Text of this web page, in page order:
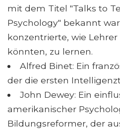
mit dem Titel "Talks to
Psychology" bekannt
konzentrierte, wie
könnten, zu lernen.
Alfred Binet: Ein
der die ersten
John Dewey: Ein
amerikanischer
Bildungsreformer, der